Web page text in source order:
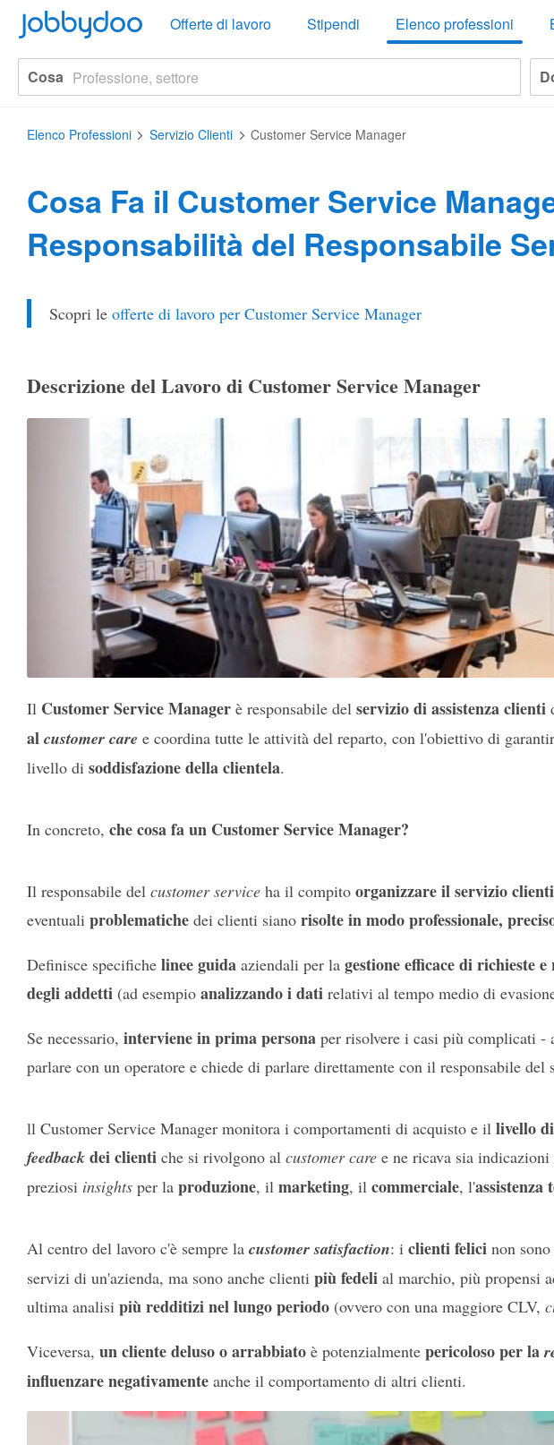
Jobbydoo Offerte di lavoro Stipendi Elenco professioni
Cosa
Elenco Professioni Servizio Clienti Customer Service Manager
Cosa Fa il Customer Service
Responsabilità del Responsabile
Scopri le offerte di lavoro per Customer Service Manager
Descrizione del Lavoro di Customer Service Manager
Il Customer Service Manager è responsabile del servizio di assistenza clienti
al customer care e coordina tutte le attività del reparto, con l'obiettivo di
livello di soddisfazione della clientela.
In concreto, che cosa fa un Customer Service Manager?
Il responsabile del customer serviceha il compito organizzare il servizio clienti
eventuali problematichedei clienti siano risolte in modo professionale,
Definisce specifiche linee guidaaziendali per la gestione efficace di richieste
degli addetti (ad esempio analizzando i dati relativi al tempo medio di
Se necessario, interviene in prima personaper risolvere i casi più complicati -
parlare con un operatore e chiede di parlare direttamente con il responsabile
ll Customer Service Manager monitora i comportamenti di acquisto e il livello
feedbackdei clienti che si rivolgono al customer caree ne ricava sia
preziosi insightsper la produzione, il marketing, il commerciale, l'assistenza
Al centro del lavoro c'è sempre la customer satisfaction: i clienti felici non
servizi di un'azienda, ma sono anche clienti più fedeli al marchio, più propensi
ultima analisi più redditizi nel lungo periodo (ovvero con una maggiore CLV,
Viceversa, un cliente deluso o arrabbiato è potenzialmente pericoloso per la
influenzare negativamenteanche il comportamento di altri clienti.